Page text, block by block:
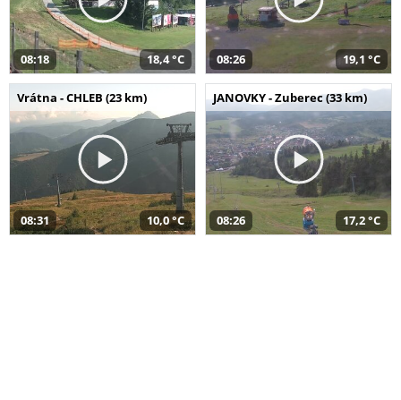
08:18 18,4 °C 08:26 19,1 °C
Vrátna - CHLEB (23 km)
08:31 10,0 °C
JANOVKY - Zuberec (33 km)
08:26 17,2 °C